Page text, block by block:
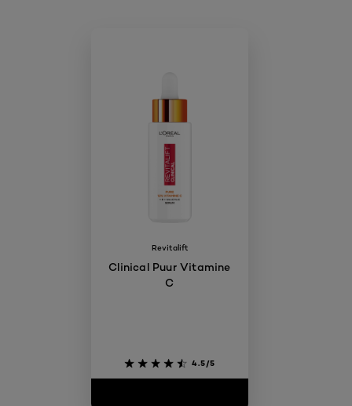
Revitalift
Clinical Puur Vitamine
C
4.5/5